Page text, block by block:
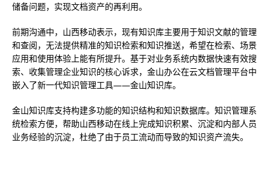
储备问题，实现文档资产的再利用。
前期沟通中，山西移动表示，现有知识库主要用于知识文献的管理
和查阅，无法提供精准的知识检索和知识推送，希望在检索、场景
应用和使用体验上能有所提升。基于对业务系统内数据快速有效搜
索、收集管理企业知识的核心诉求，金山办公在云文档管理平台中
嵌入了新一代知识管理工具——金山知识库。
金山知识库支持构建多功能的知识结构和知识数据库。知识管理系
统检索方便，帮助山西移动在线上完成知识积累、沉淀和内部人员
业务经验的沉淀，杜绝了由于员工流动而导致的知识资产流失。